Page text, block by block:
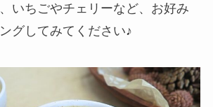
いちごやチェリーなど、お好み
グしてみてください♪